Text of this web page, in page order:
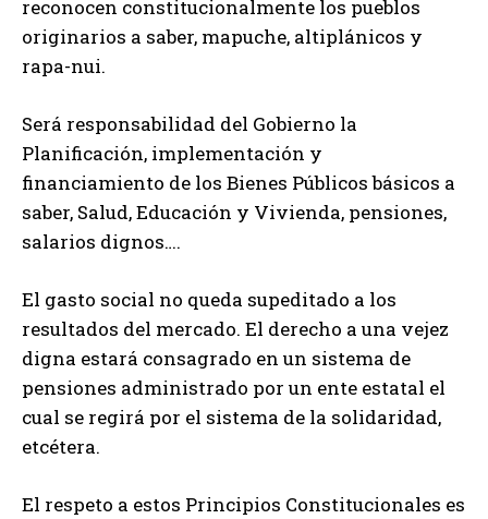
reconocen constitucionalmente los pueblos
originarios a saber, mapuche, altiplánicos y
rapa-nui.
Será responsabilidad del Gobierno la
Planificación, implementación y
financiamiento de los Bienes Públicos básicos a
saber, Salud, Educación y Vivienda, pensiones,
salarios dignos….
El gasto social no queda supeditado a los
resultados del mercado. El derecho a una vejez
digna estará consagrado en un sistema de
pensiones administrado por un ente estatal el
cual se regirá por el sistema de la solidaridad,
etcétera.
El respeto a estos Principios Constitucionales es